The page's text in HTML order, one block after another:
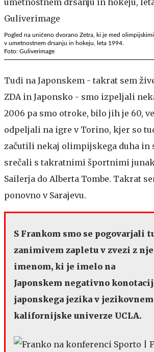
Pogled na uničeno dvorano Zetra, ki je med
v umetnostnem drsanju in hokeju, leta 1994.
Foto: Guliverimage
Tudi na Japonskem - takrat sem
ZDA in Japonsko - smo izpeljali
2006 pa smo otroke, bilo jih je 60,
odpeljali na igre v Torino, kjer so
začutili nekaj olimpijskega duha in
srečali s takratnimi športnimi
Sailerja do Alberta Tombe. Takrat
ponovno v Sarajevu.
S Frankom smo se pogovarjali
zanimivem zapletu v zvezi z
imenom, ki je imelo na
Japonskem negativno
japonskega jezika v
kalifornijske univerze UCLA.